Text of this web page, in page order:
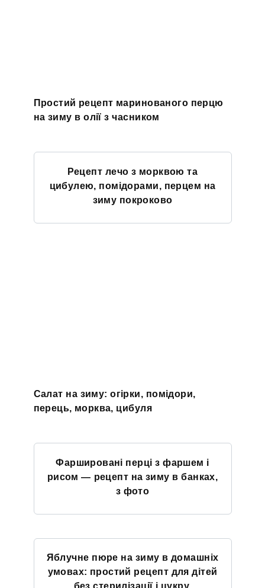
Простий рецепт маринованого перцю
на зиму в олії з часником
Рецепт лечо з морквою та
цибулею, помідорами, перцем на
зиму покроково
Салат на зиму: огірки, помідори,
перець, морква, цибуля
Фаршировані перці з фаршем і
рисом — рецепт на зиму в банках,
з фото
Яблучне пюре на зиму в домашніх
умовах: простий рецепт для дітей
без стерилізації і цукру,